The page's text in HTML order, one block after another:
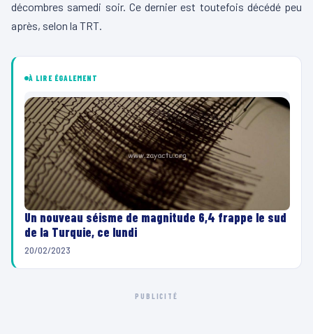
décombres samedi soir. Ce dernier est toutefois décédé peu
après, selon la TRT.
À LIRE ÉGALEMENT
Un nouveau séisme de magnitude 6,4 frappe le sud
de la Turquie, ce lundi
20/02/2023
PUBLICITÉ